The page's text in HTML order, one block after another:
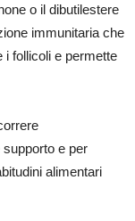
o il dibutilestere
immunitaria che
i follicoli e permette
e per
alimentari